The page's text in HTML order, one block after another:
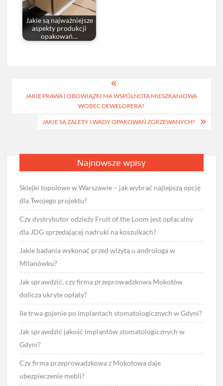
Jakie są najważniejsze
aspekty produkcji
opakowań…
wpisu
JAKIE PRAWA I OBOWIĄZKI MA WSPÓLNOTA MIESZKANIOWA
WOBEC DEWELOPERA?
JAKIE SĄ ZALETY I WADY OPAKOWAŃ ZGRZEWANYCH?
Najnowsze wpisy
Sklejki topolowe w Warszawie – jak wybrać najlepszą opcję
dla Twojego projektu?
Czy dystrybutor odzieży Fruit of the Loom jest opłacalny
dla JDG sprzedającej nadruki na koszulkach?
Jakie badania wykonać przed wizytą u androloga w
Milanówku?
Jak sprawdzić, czy firma przeprowadzkowa Mokotów
dolicza ukryte opłaty?
Ile trwa gojenie po implantach stomatologicznych w Gdyni?
Jak sprawdzić jakość implantów stomatologicznych w
Gdyni?
Czy firma przeprowadzkowa z Mokotowa daje
ubezpieczenie mebli?